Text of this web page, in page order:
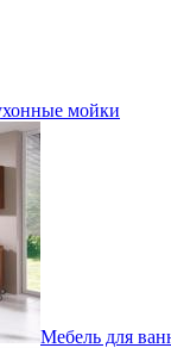
мойки
Мебель для